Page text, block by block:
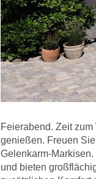
Feierabend. Zeit
genießen. Freuen
Gelenkarm-
und bieten